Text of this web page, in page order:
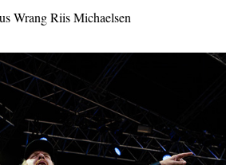
Wrang Riis Michaelsen